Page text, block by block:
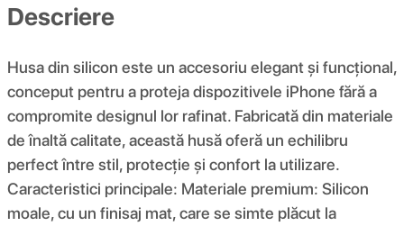
Descriere
Husa din silicon este un accesoriu elegant și funcțional,
conceput pentru a proteja dispozitivele iPhone fără a
compromite designul lor rafinat. Fabricată din materiale
de înaltă calitate, această husă oferă un echilibru
perfect între stil, protecție și confort la utilizare.
Caracteristici principale: Materiale premium: Silicon
moale, cu un finisaj mat, care se simte plăcut la